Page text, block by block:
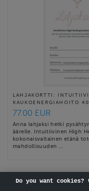
LAHJAKORTTI:
KAUKOENERGIAHOITO
77.00 EUR
Anna lahjaksi hetki
äärelle. Intuitiivinen High
kokonaisvaltainen etänä
mahdollisuuden …
Do you want cookies?